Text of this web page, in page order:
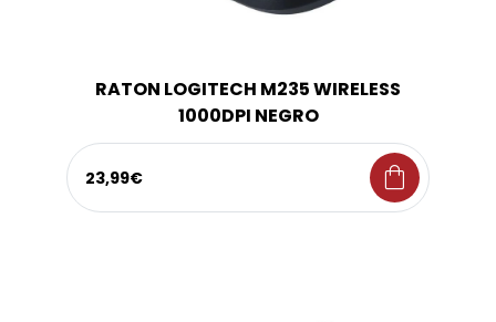
RATON LOGITECH M235 WIRELESS
1000DPI NEGRO
23,99€ shopping_bag